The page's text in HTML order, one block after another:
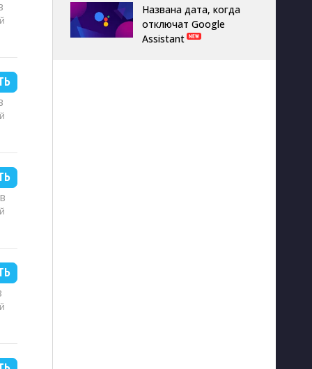
Названа дата, когда
отключат Google
Assistant